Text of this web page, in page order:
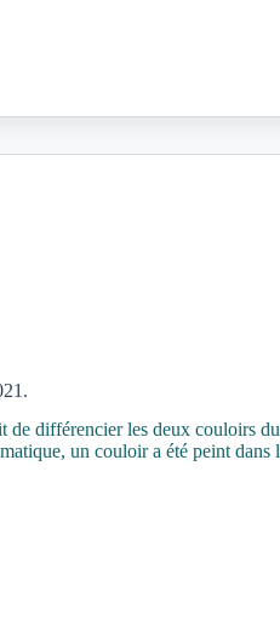
différencier les deux couloirs
un couloir a été peint dans